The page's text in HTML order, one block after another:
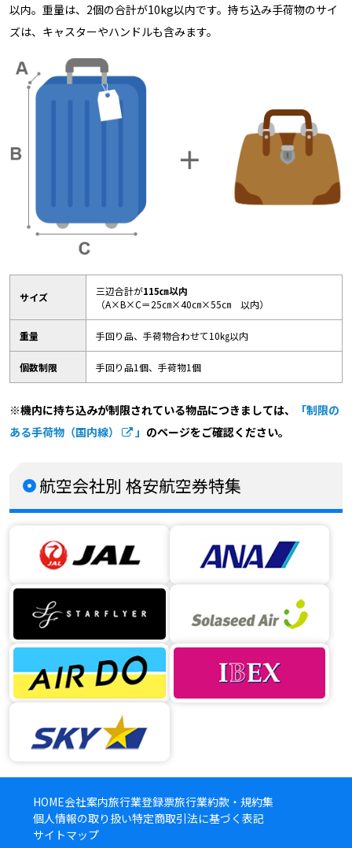
以内。重量は、2個の合計が10kg以内です。持ち込み手荷物のサイ
ズは、キャスターやハンドルも含みます。
サイズ 三辺合計が115㎝以内
（A×B×C＝25㎝×40㎝×55㎝ 以内）
重量 手回り品、手荷物合わせて10㎏以内
個数制限 手回り品1個、手荷物1個
※機内に持ち込みが制限されている物品につきましては、
「制限の
ある手荷物（国内線）
」 のページをご確認ください。
航空会社別 格安航空券特集
HOME会社案内旅行業登録票旅行業約款・規約集
個人情報の取り扱い特定商取引法に基づく表記
サイトマップ